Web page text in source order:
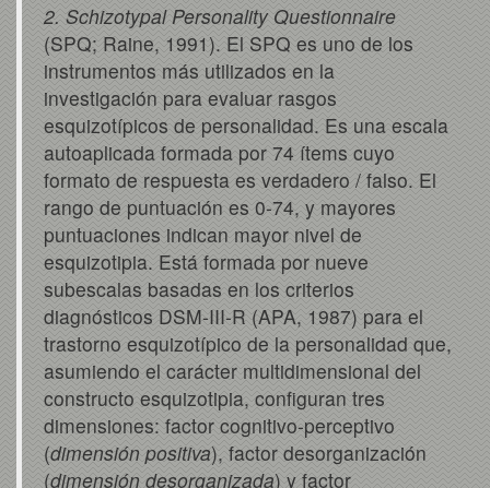
2. Schizotypal Personality Questionnaire
(SPQ; Raine, 1991). El SPQ es uno de los
instrumentos más utilizados en la
investigación para evaluar rasgos
esquizotípicos de personalidad. Es una escala
autoaplicada formada por 74 ítems cuyo
formato de respuesta es verdadero / falso. El
rango de puntuación es 0-74, y mayores
puntuaciones indican mayor nivel de
esquizotipia. Está formada por nueve
subescalas basadas en los criterios
diagnósticos DSM-III-R (APA, 1987) para el
trastorno esquizotípico de la personalidad que,
asumiendo el carácter multidimensional del
constructo esquizotipia, configuran tres
dimensiones: factor cognitivo-perceptivo
(dimensión positiva), factor desorganización
(dimensión desorganizada) y factor